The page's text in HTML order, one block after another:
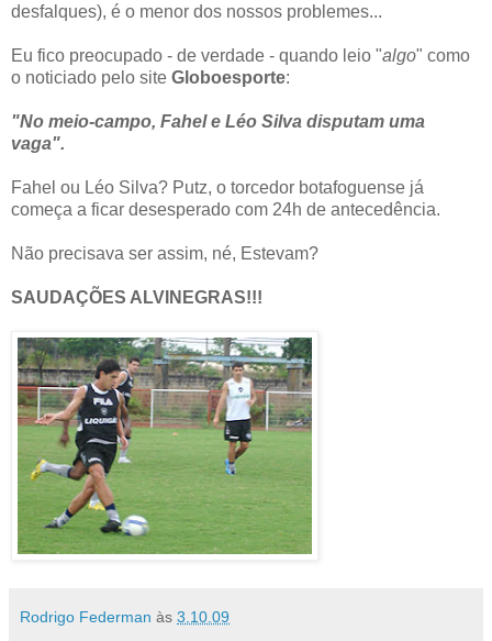
desfalques), é o menor dos nossos problemes...
Eu fico preocupado - de verdade - quando leio "algo" como
o noticiado pelo site Globoesporte:
"No meio-campo, Fahel e Léo Silva disputam uma
vaga".
Fahel ou Léo Silva? Putz, o torcedor botafoguense já
começa a ficar desesperado com 24h de antecedência.
Não precisava ser assim, né, Estevam?
SAUDAÇÕES ALVINEGRAS!!!
Rodrigo Federman às 3.10.09